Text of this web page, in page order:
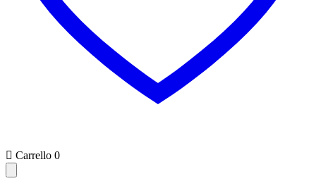
 Carrello 0